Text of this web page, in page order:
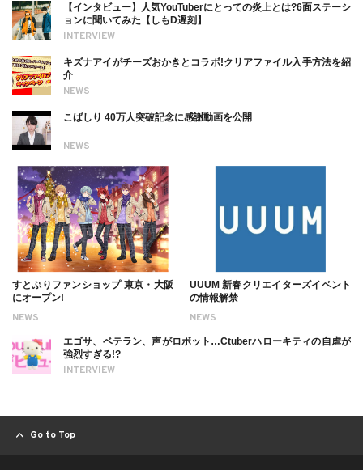
INTERVIEW
【インタビュー】人気YouTuberにとっての炎上とは?6面ステーシ
ョンに聞いてみた【しもD遅刻】
NEWS
キズナアイがチーズおかきとコラボ!クリアファイル入手方法を紹
介
NEWS
こばしり 40万人突破記念に感謝動画を公開
NEWS
すとぷりファンショップ 東京・大阪
にオープン!
NEWS
UUUM 新春クリエイターズイベント
の情報解禁
INTERVIEW
エゴサ、ベテラン、声がロボット…Ctuberハローキティの自虐が
強烈すぎる!?
Go to Top